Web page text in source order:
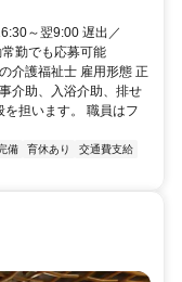
～翌9:00 遅出／
勤でも応募可能
介護福祉士 雇用形態 正
介助、入浴介助、排せ
担います。 職員はフ
備 育休あり
交通費支給